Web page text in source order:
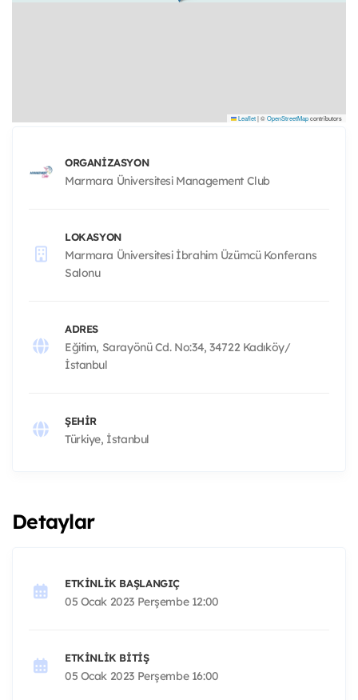
Leaflet|©OpenStreetMapcontributors
ORGANIZASYON
Marmara Üniversitesi Management Club
LOKASYON
Marmara Üniversitesi İbrahim Üzümcü Konferans
Salonu
ADRES
Eğitim, Sarayönü Cd. No:34, 34722 Kadıköy/
İstanbul
ŞEHIR
Türkiye, İstanbul
Detaylar
ETKINLIK BAŞLANGIÇ
05 Ocak 2023 Perşembe 12:00
ETKINLIK BITIŞ
05 Ocak 2023 Perşembe 16:00